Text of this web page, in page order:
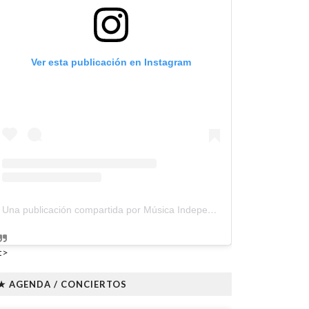
Ver esta publicación en Instagram
Una publicación compartida por Música Independiente Perú 🇵🇪 (@musica.independiente.peru)
AGENDA / CONCIERTOS